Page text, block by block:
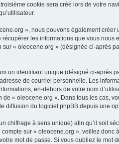
cookie sera créé lors de votre
», nous pouvons également
les informations que vous
sur « oleocene.org » (désignée ci-après
un identifiant unique (désigné ci-après
de courriel personnelle. Les
en-dehors de votre nom
de « oleocene.org ». Dans tous les cas,
diffusion du logiciel phpBB depuis une
chiffrage à sens unique) afin qu’il soit
compte sur « oleocene.org », veillez
mot de passe. Si vous oubliez le mot